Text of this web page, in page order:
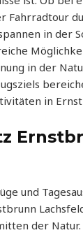
Fahrradtour
in der
in der
in
und
der Natur.